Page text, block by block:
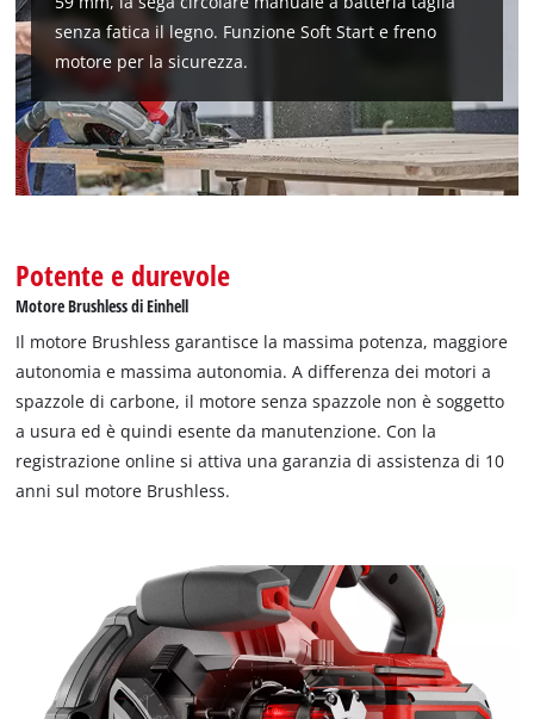
Abbiamo bisogno del vostro permesso
per caricare Google Maps!
This content is not permitted to load due
to trackers that are not disclosed to the
visitor. The website owner needs to setup
the site with their CMP to add this content
Management Platform
senza fatica il legno. Funzione Soft Start e freno
motore per la sicurezza.
Potente e durevole
Motore Brushless di Einhell
Il motore Brushless garantisce la massima potenza, maggiore
autonomia e massima autonomia. A differenza dei motori a
spazzole di carbone, il motore senza spazzole non è soggetto
a usura ed è quindi esente da manutenzione. Con la
registrazione online si attiva una garanzia di assistenza di 10
anni sul motore Brushless.